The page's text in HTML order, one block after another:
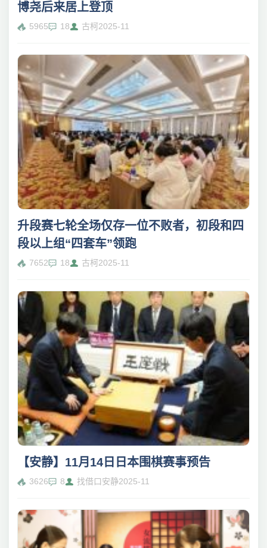
博尧后来居上登顶
5965 18 古柯2025-11
升段赛七轮全场仅存一位不败者，初段和四
段以上组“四套车”领跑
7652 18 古柯2025-11
【安静】11月14日日本围棋赛事预告
3626 8 找借口安静2025-11